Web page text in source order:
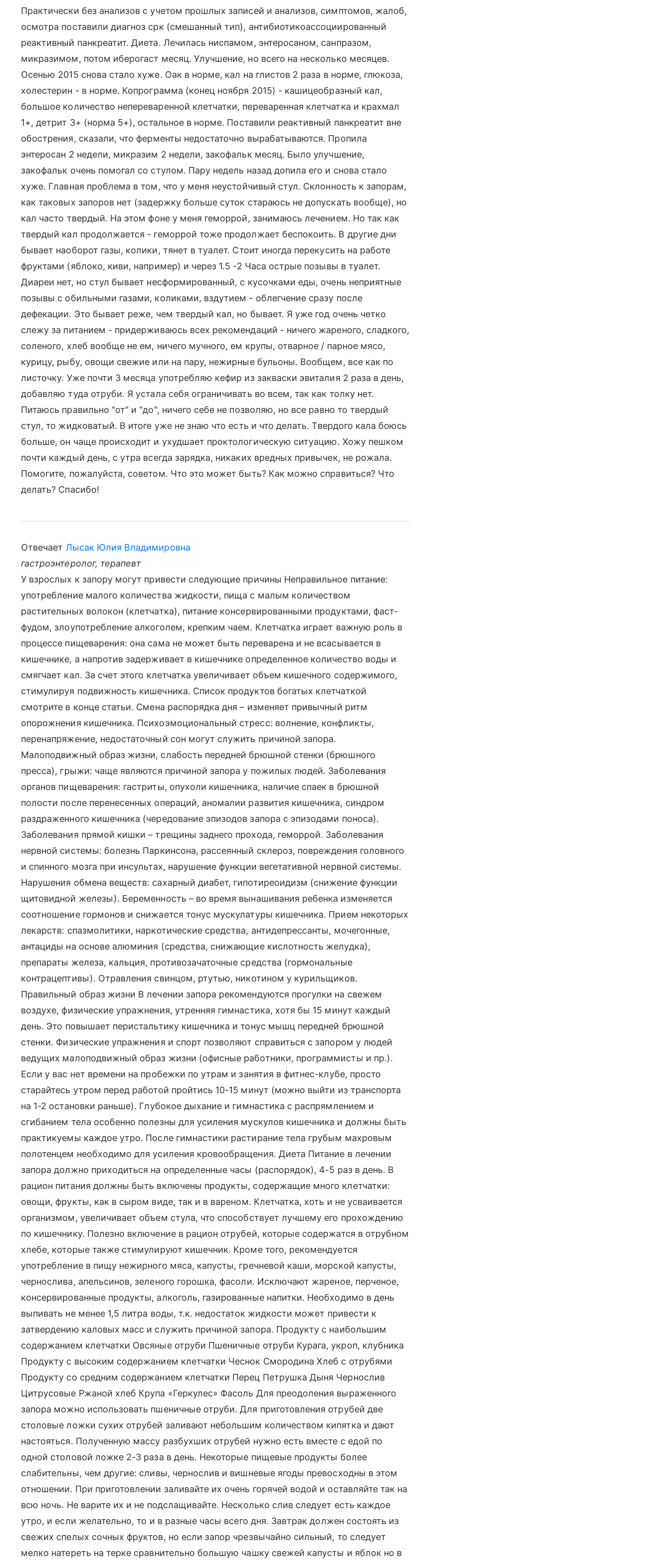
Практически без анализов с учетом прошлых записей и анализов, симптомов, жалоб,
осмотра поставили диагноз срк (смешанный тип), антибиотикоассоциированный
реактивный панкреатит. Диета. Лечилась ниспамом, энтеросаном, санпразом,
микразимом, потом иберогаст месяц. Улучшение, но всего на несколько месяцев.
Осенью 2015 снова стало хуже. Оак в норме, кал на глистов 2 раза в норме, глюкоза,
холестерин - в норме. Копрограмма (конец ноября 2015) - кашицеобразный кал,
большое количество непереваренной клетчатки, переваренная клетчатка и крахмал
1+, детрит 3+ (норма 5+), остальное в норме. Поставили реактивный панкреатит вне
обострения, сказали, что ферменты недостаточно вырабатываются. Пропила
энтеросан 2 недели, микразим 2 недели, закофальк месяц. Было улучшение,
закофальк очень помогал со стулом. Пару недель назад допила его и снова стало
хуже. Главная проблема в том, что у меня неустойчивый стул. Склонность к запорам,
как таковых запоров нет (задержку больше суток стараюсь не допускать вообще), но
кал часто твердый. На этом фоне у меня геморрой, занимаюсь лечением. Но так как
твердый кал продолжается - геморрой тоже продолжает беспокоить. В другие дни
бывает наоборот газы, колики, тянет в туалет. Стоит иногда перекусить на работе
фруктами (яблоко, киви, например) и через 1.5 -2 Часа острые позывы в туалет.
Диареи нет, но стул бывает несформированный, с кусочками еды, очень неприятные
позывы с обильными газами, коликами, вздутием - облегчение сразу после
дефекации. Это бывает реже, чем твердый кал, но бывает. Я уже год очень четко
слежу за питанием - придерживаюсь всех рекомендаций - ничего жареного, сладкого,
соленого, хлеб вообще не ем, ничего мучного, ем крупы, отварное / парное мясо,
курицу, рыбу, овощи свежие или на пару, нежирные бульоны. Вообщем, все как по
листочку. Уже почти 3 месяца употребляю кефир из закваски эвиталия 2 раза в день,
добавляю туда отруби. Я устала себя ограничивать во всем, так как толку нет.
Питаюсь правильно "от" и "до", ничего себе не позволяю, но все равно то твердый
стул, то жидковатый. В итоге уже не знаю что есть и что делать. Твердого кала боюсь
больше, он чаще происходит и ухудшает проктологическую ситуацию. Хожу пешком
почти каждый день, с утра всегда зарядка, никаких вредных привычек, не рожала.
Помогите, пожалуйста, советом. Что это может быть? Как можно справиться? Что
делать? Спасибо!
Отвечает Лысак Юлия Владимировна
гастроэнтеролог, терапевт
У взрослых к запору могут привести следующие причины Неправильное питание:
употребление малого количества жидкости, пища с малым количеством
растительных волокон (клетчатка), питание консервированными продуктами, фаст-
фудом, злоупотребление алкоголем, крепким чаем. Клетчатка играет важную роль в
процессе пищеварения: она сама не может быть переварена и не всасывается в
кишечнике, а напротив задерживает в кишечнике определенное количество воды и
смягчает кал. За счет этого клетчатка увеличивает объем кишечного содержимого,
стимулируя подвижность кишечника. Список продуктов богатых клетчаткой
смотрите в конце статьи. Смена распорядка дня – изменяет привычный ритм
опорожнения кишечника. Психоэмоциональный стресс: волнение, конфликты,
перенапряжение, недостаточный сон могут служить причиной запора.
Малоподвижный образ жизни, слабость передней брюшной стенки (брюшного
пресса), грыжи: чаще являются причиной запора у пожилых людей. Заболевания
органов пищеварения: гастриты, опухоли кишечника, наличие спаек в брюшной
полости после перенесенных операций, аномалии развития кишечника, синдром
раздраженного кишечника (чередование эпизодов запора с эпизодами поноса).
Заболевания прямой кишки – трещины заднего прохода, геморрой. Заболевания
нервной системы: болезнь Паркинсона, рассеянный склероз, повреждения головного
и спинного мозга при инсультах, нарушение функции вегетативной нервной системы.
Нарушения обмена веществ: сахарный диабет, гипотиреоидизм (снижение функции
щитовидной железы). Беременность – во время вынашивания ребенка изменяется
соотношение гормонов и снижается тонус мускулатуры кишечника. Прием некоторых
лекарств: спазмолитики, наркотические средства, антидепрессанты, мочегонные,
антациды на основе алюминия (средства, снижающие кислотность желудка),
препараты железа, кальция, противозачаточные средства (гормональные
контрацептивы). Отравления свинцом, ртутью, никотином у курильщиков.
Правильный образ жизни В лечении запора рекомендуются прогулки на свежем
воздухе, физические упражнения, утренняя гимнастика, хотя бы 15 минут каждый
день. Это повышает перистальтику кишечника и тонус мышц передней брюшной
стенки. Физические упражнения и спорт позволяют справиться с запором у людей
ведущих малоподвижный образ жизни (офисные работники, программисты и пр.).
Если у вас нет времени на пробежки по утрам и занятия в фитнес-клубе, просто
старайтесь утром перед работой пройтись 10-15 минут (можно выйти из транспорта
на 1-2 остановки раньше). Глубокое дыхание и гимнастика с распрямлением и
сгибанием тела особенно полезны для усиления мускулов кишечника и должны быть
практикуемы каждое утро. После гимнастики растирание тела грубым махровым
полотенцем необходимо для усиления кровообращения. Диета Питание в лечении
запора должно приходиться на определенные часы (распорядок), 4-5 раз в день. В
рацион питания должны быть включены продукты, содержащие много клетчатки:
овощи, фрукты, как в сыром виде, так и в вареном. Клетчатка, хоть и не усваивается
организмом, увеличивает объем стула, что способствует лучшему его прохождению
по кишечнику. Полезно включение в рацион отрубей, которые содержатся в отрубном
хлебе, которые также стимулируют кишечник. Кроме того, рекомендуется
употребление в пищу нежирного мяса, капусты, гречневой каши, морской капусты,
чернослива, апельсинов, зеленого горошка, фасоли. Исключают жареное, перченое,
консервированные продукты, алкоголь, газированные напитки. Необходимо в день
выпивать не менее 1,5 литра воды, т.к. недостаток жидкости может привести к
затвердению каловых масс и служить причиной запора. Продукту с наибольшим
содержанием клетчатки Овсяные отруби Пшеничные отруби Курага, укроп, клубника
Продукту с высоким содержанием клетчатки Чеснок Смородина Хлеб с отрубями
Продукту со средним содержанием клетчатки Перец Петрушка Дыня Чернослив
Цитрусовые Ржаной хлеб Крупа «Геркулес» Фасоль Для преодоления выраженного
запора можно использовать пшеничные отруби. Для приготовления отрубей две
столовые ложки сухих отрубей заливают небольшим количеством кипятка и дают
настояться. Полученную массу разбухших отрубей нужно есть вместе с едой по
одной столовой ложке 2-3 раза в день. Некоторые пищевые продукты более
слабительны, чем другие: сливы, чернослив и вишневые ягоды превосходны в этом
отношении. При приготовлении заливайте их очень горячей водой и оставляйте так на
всю ночь. Не варите их и не подслащивайте. Несколько слив следует есть каждое
утро, и если желательно, то и в разные часы всего дня. Завтрак должен состоять из
свежих спелых сочных фруктов, но если запор чрезвычайно сильный, то следует
мелко натереть на терке сравнительно большую чашку свежей капусты и яблок но в